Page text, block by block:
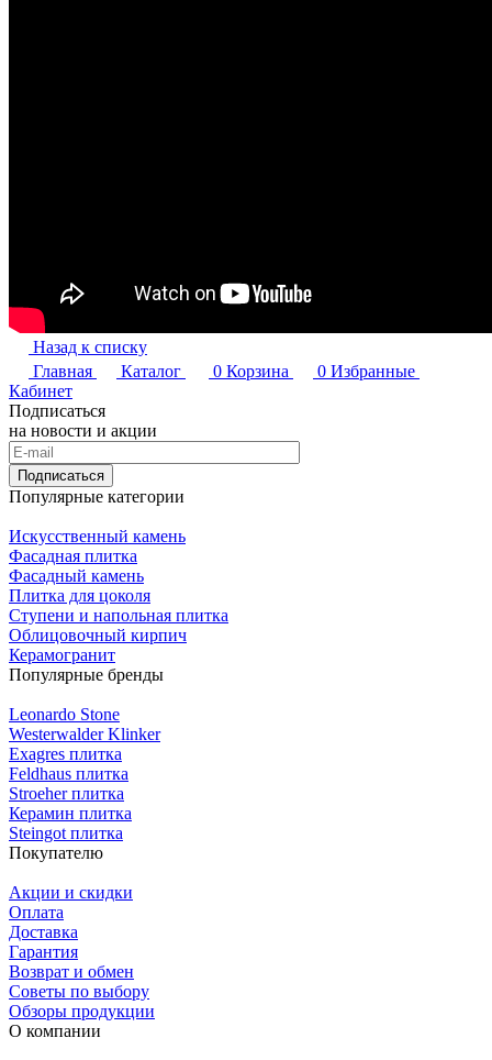
Назад к списку
Главная
Каталог 0 Корзина 0 Избранные
Кабинет
Подписаться
на новости и акции
Подписаться
Популярные категории
Искусственный камень
Фасадная плитка
Фасадный камень
Плитка для цоколя
Ступени и напольная плитка
Облицовочный кирпич
Керамогранит
Популярные бренды
Leonardo Stone
Westerwalder Klinker
Exagres плитка
Feldhaus плитка
Stroeher плитка
Керамин плитка
Steingot плитка
Покупателю
Акции и скидки
Оплата
Доставка
Гарантия
Возврат и обмен
Советы по выбору
Обзоры продукции
О компании